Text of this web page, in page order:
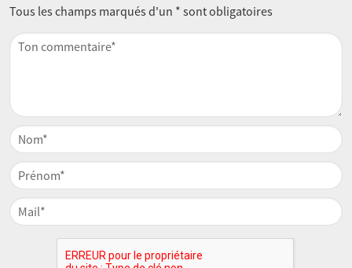
Tous les champs marqués d'un * sont obligatoires